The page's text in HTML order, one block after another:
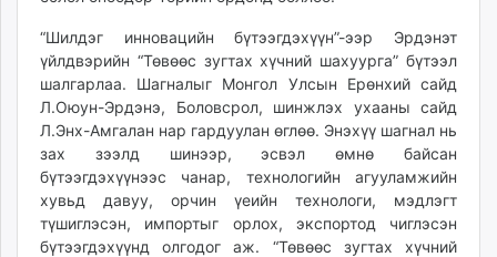
isee.mn
mglradio.com
fact.mn
itoim.mn
tumen.mn
shuum.mn
times.mn
tvmongolia.mn
“Шилдэг инновацийн бүтээгдэхүүн”-ээр Эрдэнэт
үйлдвэрийн “Төвөөс зугтах хүчний шахуурга” бүтээл
шалгарлаа. Шагналыг Монгол Улсын Ерөнхий сайд
Л.Оюун-Эрдэнэ, Боловсрол, шинжлэх ухааны сайд
Л.Энх-Амгалан нар гардуулан өглөө. Энэхүү шагнал нь
зах зээлд шинээр, эсвэл өмнө байсан
бүтээгдэхүүнээс чанар, технологийн агууламжийн
хувьд давуу, орчин үеийн технологи, мэдлэгт
түшиглэсэн, импортыг орлох, экспортод чиглэсэн
бүтээгдэхүүнд олгодог аж. “Төвөөс зугтах хүчний